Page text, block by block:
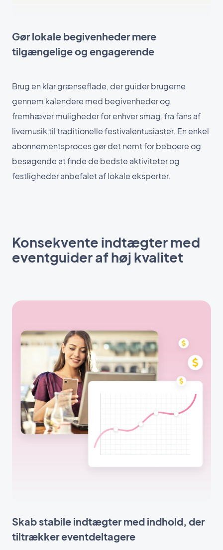
Gør lokale begivenheder mere
tilgængelige og engagerende
Brug en klar grænseflade, der guider brugerne
gennem kalendere med begivenheder og
fremhæver muligheder for enhver smag, fra fans af
livemusik til traditionelle festivalentusiaster. En enkel
abonnementsproces gør det nemt for beboere og
besøgende at finde de bedste aktiviteter og
festligheder anbefalet af lokale eksperter.
Konsekvente indtægter med
eventguider af høj kvalitet
Skab stabile indtægter med indhold, der
tiltrækker eventdeltagere